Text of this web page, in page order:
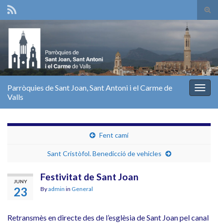
Parròquies de Sant Joan, Sant Antoni i el Carme de
Valls
Fent camí
Sant Cristòfol. Benedicció de vehicles
JUNY
23
Festivitat de Sant Joan
Byadmin in General
Retransmès en directe des de l’esglèsia de Sant Joan pel canal